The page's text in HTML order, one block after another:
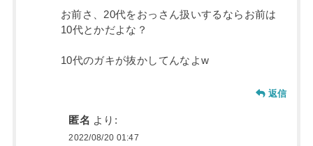
お前さ、20代をおっさん扱いするならお前は
10代とかだよな？
10代のガキが抜かしてんなよw
返信
匿名 より:
2022/08/20 01:47